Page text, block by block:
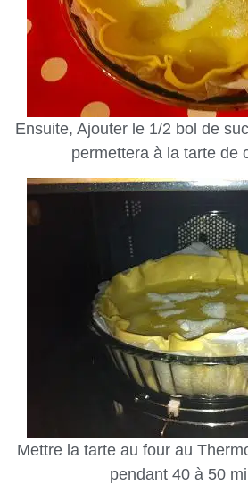
Ensuite, Ajouter le 1/2 bol de
permettera à la tarte de
Mettre la tarte au four au
pendant 40 à 50